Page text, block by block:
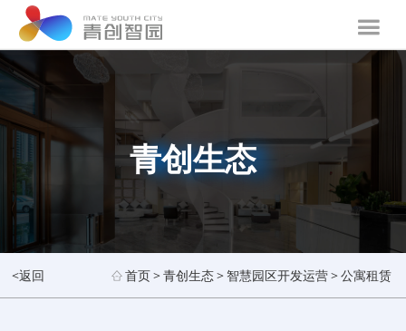
青创生态
<返回 首页>青创生态> 智慧园区开发运营>公寓租赁